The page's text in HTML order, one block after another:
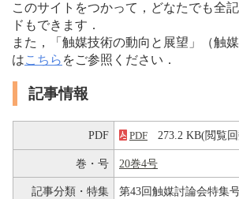
このサイトをつかって，どなたでも全
ドもできます．
また，「触媒技術の動向と展望」（触
はこちら をご参照ください．
記事情報
PDF PDF 273.2 KB(閲覧
巻・号 20巻4号
記事分類・特集 第43回触媒討論会特集